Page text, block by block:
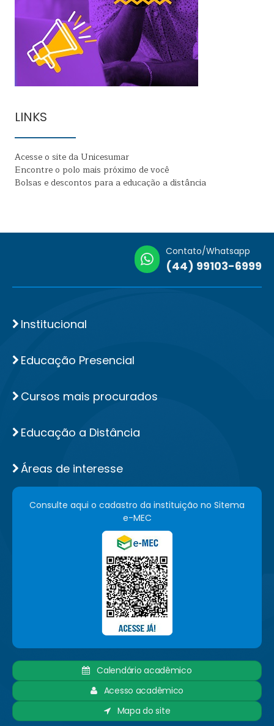
LINKS
Acesse o site da Unicesumar
Encontre o polo mais próximo de você
Bolsas e descontos para a educação a distância
Contato/Whatsapp
(44) 99103-6999
Institucional
Educação Presencial
Cursos mais procurados
Educação a Distância
Áreas de interesse
Consulte aqui o cadastro da instituição no Sitema
e-MEC
Calendário acadêmico
Acesso acadêmico
Mapa do site